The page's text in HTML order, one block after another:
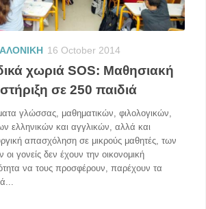
16 October 2014
χωριά SOS: Μαθησιακή
σε 250 παιδιά
γλώσσας, μαθηματικών, φιλολογικών,
ελληνικών και αγγλικών, αλλά και
απασχόληση σε μικρούς μαθητές, των
οι γονείς δεν έχουν την οικονομική
να τους προσφέρουν, παρέχουν τα